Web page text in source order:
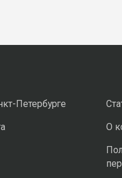
Петербурге
О